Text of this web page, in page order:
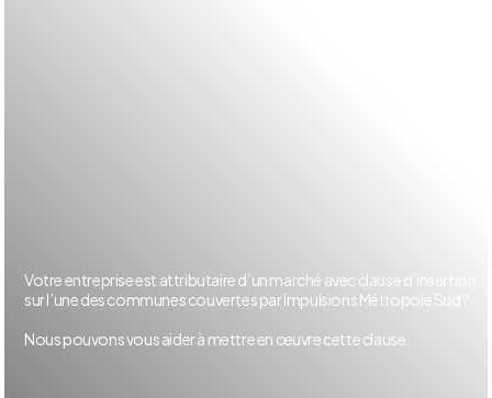
Votre entreprise est attributaire d’un marché avec clause d’insertion
sur l’une des communes couvertes par Impulsions Métropole Sud ?
Nous pouvons vous aider à mettre en œuvre cette clause.